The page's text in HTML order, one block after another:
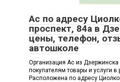
Ас по адресу
проспект, 84а в
цены, телефон,
автошколе
Организация Ас из
покупателям товары и услуги в
Расположена по адресу